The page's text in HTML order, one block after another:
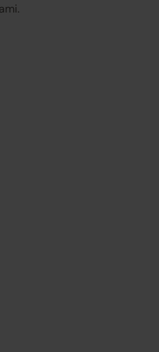
od umowy sprzedaży
Klientów, potwierdza
towarów zgodnych z
przy czym obowiązki